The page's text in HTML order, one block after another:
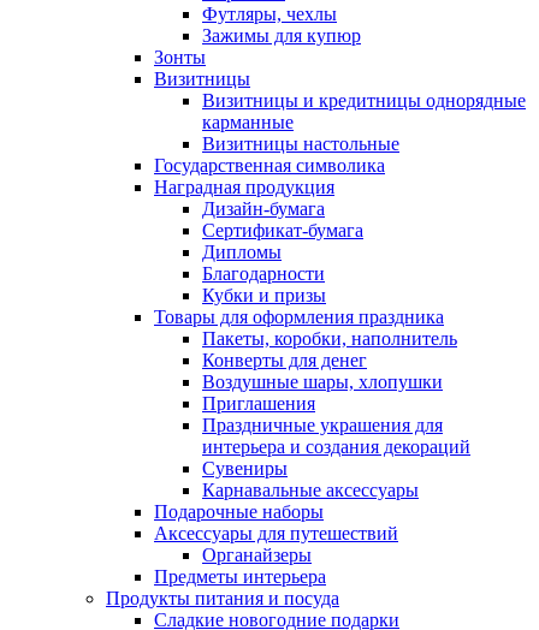
Футляры, чехлы
Зажимы для купюр
Зонты
Визитницы
Визитницы и кредитницы однорядные
карманные
Визитницы настольные
Государственная символика
Наградная продукция
Дизайн-бумага
Сертификат-бумага
Дипломы
Благодарности
Кубки и призы
Товары для оформления праздника
Пакеты, коробки, наполнитель
Конверты для денег
Воздушные шары, хлопушки
Приглашения
Праздничные украшения для
интерьера и создания декораций
Сувениры
Карнавальные аксессуары
Подарочные наборы
Аксессуары для путешествий
Органайзеры
Предметы интерьера
Продукты питания и посуда
Сладкие новогодние подарки